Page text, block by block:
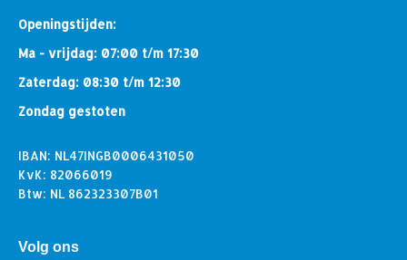
Openingstijden:
Ma - vrijdag: 07:00 t/m 17:30
Zaterdag: 08:30 t/m 12:30
Zondag gestoten
IBAN: NL47INGB0006431050
KvK: 82066019
Btw: NL 862323307B01
Volg ons